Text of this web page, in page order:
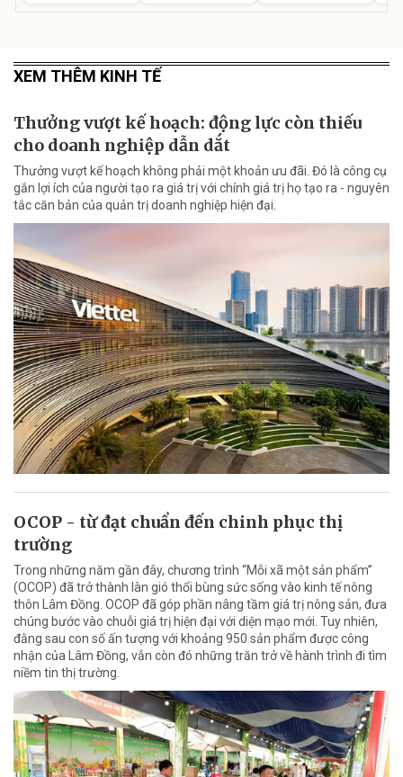
XEM THÊM KINH TẾ
Thưởng vượt kế hoạch: động lực còn thiếu
cho doanh nghiệp dẫn dắt
Thưởng vượt kế hoạch không phải một khoản ưu đãi. Đó là công cụ
gắn lợi ích của người tạo ra giá trị với chính giá trị họ tạo ra - nguyên
tắc căn bản của quản trị doanh nghiệp hiện đại.
OCOP - từ đạt chuẩn đến chinh phục thị
trường
Trong những năm gần đây, chương trình “Mỗi xã một sản phẩm”
(OCOP) đã trở thành làn gió thổi bùng sức sống vào kinh tế nông
thôn Lâm Đồng. OCOP đã góp phần nâng tầm giá trị nông sản, đưa
chúng bước vào chuỗi giá trị hiện đại với diện mạo mới. Tuy nhiên,
đằng sau con số ấn tượng với khoảng 950 sản phẩm được công
nhận của Lâm Đồng, vẫn còn đó những trăn trở về hành trình đi tìm
niềm tin thị trường.